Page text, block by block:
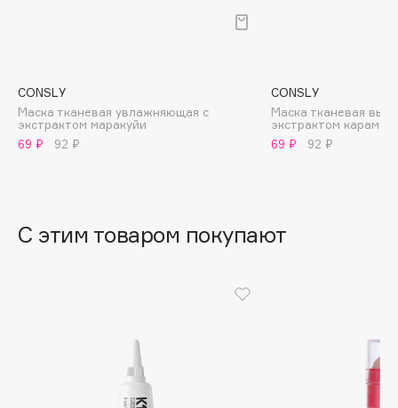
Balmain Hair Couture
Banderas
Basicare
Beauty Pati
CONSLY
Маска тканевая увлажняющая с
экстрактом маракуйи
69 ₽
92 ₽
CONSLY
Маска тканевая
экстрактом
69 ₽
92 ₽
С этим товаром покупают